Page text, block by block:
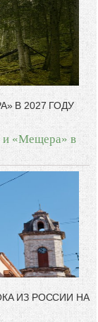
В 2027 ГОДУ
и «Мещера» в
ИЗ РОССИИ НА